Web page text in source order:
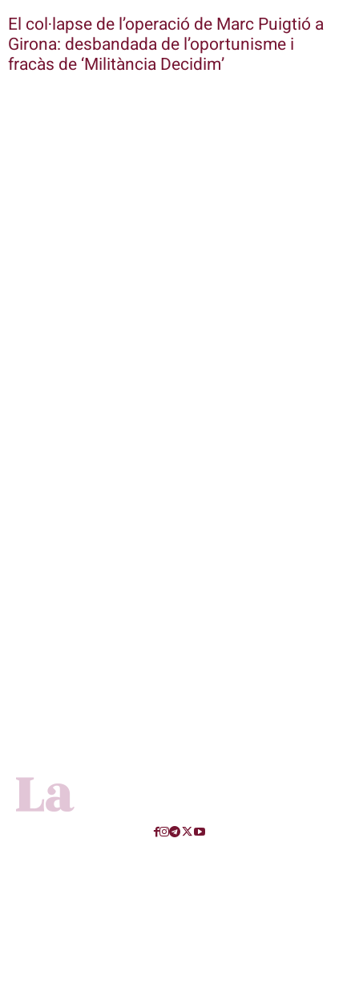
El col·lapse de l’operació de Marc Puigtió a
Girona: desbandada de l’oportunisme i
fracàs de ‘Militància Decidim’